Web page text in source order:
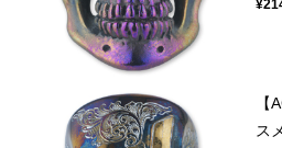
ス